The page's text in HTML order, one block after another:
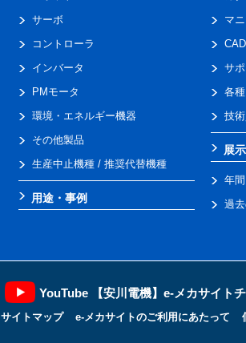
サーボ
コントローラ
インバータ
PMモータ
環境・エネルギー機器
その他製品
生産中止機種 / 推奨代替機種
用途・事例
マ
サ
各
技
展
年
過
YouTube 【安川電機】e-メカサイト
サイトマップ e-メカサイトのご利用にあたって